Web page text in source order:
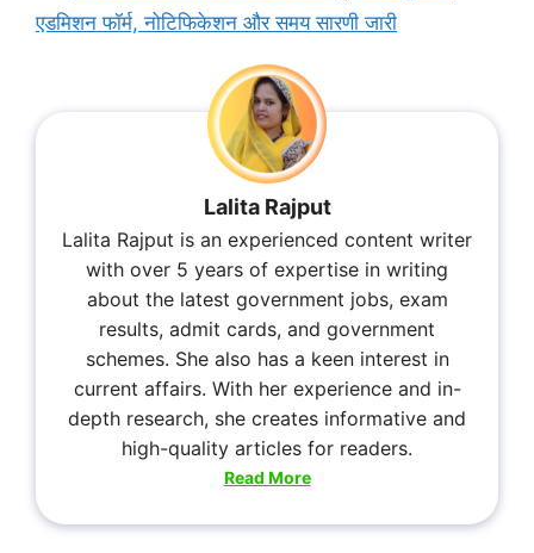
एडमिशन फॉर्म, नोटिफिकेशन और समय सारणी जारी
Lalita Rajput
Lalita Rajput is an experienced content writer
with over 5 years of expertise in writing
about the latest government jobs, exam
results, admit cards, and government
schemes. She also has a keen interest in
current affairs. With her experience and in-
depth research, she creates informative and
high-quality articles for readers.
Read More